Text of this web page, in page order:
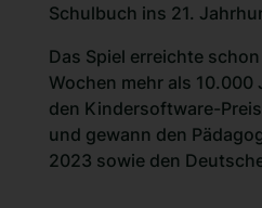
Schulbuch ins 21.
Das Spiel erreichte
Wochen mehr als
den Kindersoftware-
und gewann den
2023 sowie den